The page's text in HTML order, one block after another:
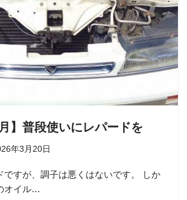
】普段使いにレパードを
年3月20日
ですが、調子は悪くはないです。 しか
オイル…